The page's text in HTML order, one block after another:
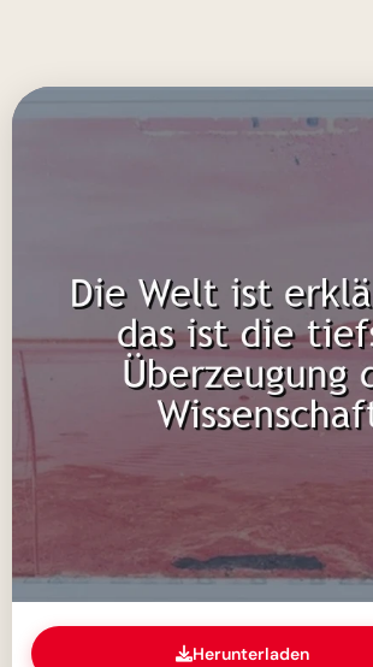
Herunterladen